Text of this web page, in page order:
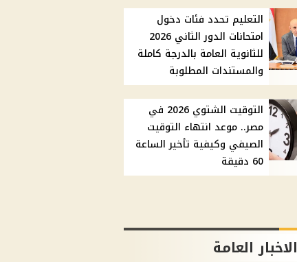
التعليم تحدد فئات دخول
امتحانات الدور الثاني 2026
للثانوية العامة بالدرجة كاملة
والمستندات المطلوبة
التوقيت الشتوي 2026 في
مصر.. موعد انتهاء التوقيت
الصيفي وكيفية تأخير الساعة
60 دقيقة
الاخبار العامة